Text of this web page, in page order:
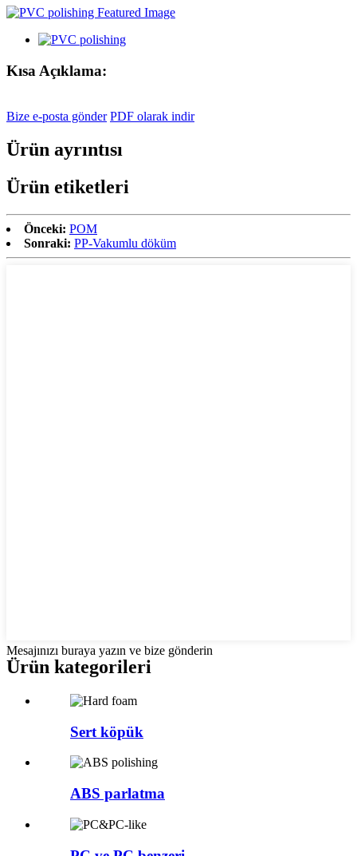
Kısa Açıklama:
Bize e-posta gönder PDF olarak indir
Ürün ayrıntısı
Ürün etiketleri
Önceki: POM
Sonraki: PP-Vakumlu döküm
Mesajınızı buraya yazın ve bize gönderin
Ürün kategorileri
Sert köpük
ABS parlatma